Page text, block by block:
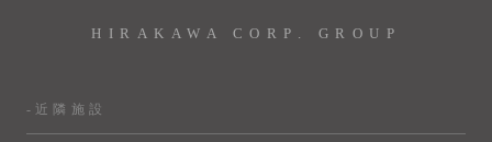
HIRAKAWA CORP. GROUP
-近隣施設